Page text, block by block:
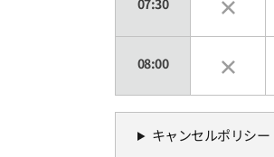
07:30
08:00
キャンセルポリシー